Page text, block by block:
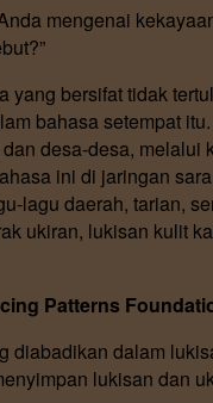
mengenai
yang bersifat tidak
bahasa setempat
desa-desa,
ini di jaringan
lagu daerah, tarian,
ukiran, lukisan kulit
Patterns
diabadikan dalam
lukisan dan